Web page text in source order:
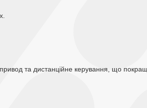
та дистанційне керування, що